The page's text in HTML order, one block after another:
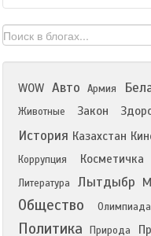
WOW Авто Армия
Животные
Закон
История Казахстан
Коррупция Косметичка
Литература Лытдыбр
Общество Олимпиада
Политика Природа